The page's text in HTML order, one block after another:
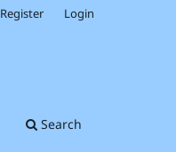
Search
Register Login